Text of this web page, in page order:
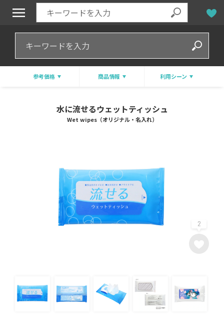
参考価格 商品情報 利用シーン
水に流せるウェットティッシュ
Wet wipes（オリジナル・名入れ）
2